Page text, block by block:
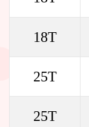
18T
25T
25T